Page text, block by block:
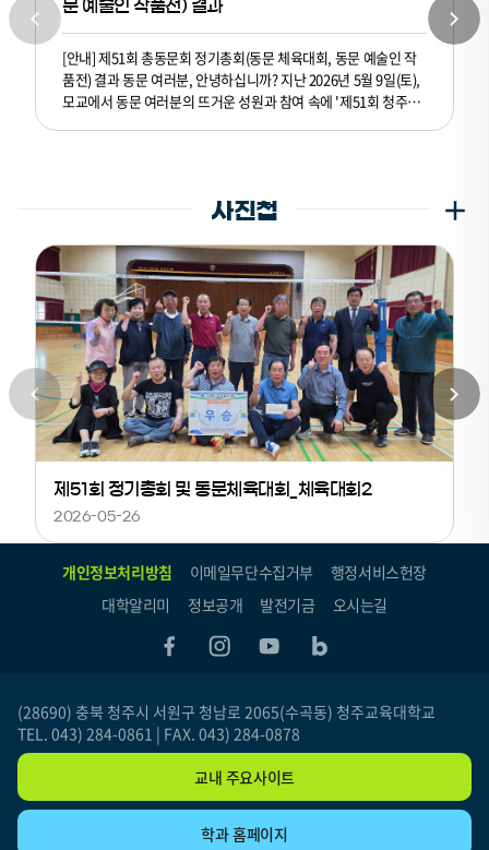
문 예술인 작품전) 결과
[안내] 제51회 총동문회 정기총회(동문 체육대회, 동문 예술인 작
품전) 결과 동문 여러분, 안녕하십니까? 지난 2026년 5월 9일(토),
모교에서 동문 여러분의 뜨거운 성원과 참여 속에 '제51회 청주교
당동문회) / 3위(제천동문회) / 최우수선수(오창국) 여자부: 우승
(청원동문회) / 준우승(충주동문회) / 3위(대전동문회) / 최우수선
수(박미란) - 기별 배구 경기 A조(~22회): 우승(14회) / 준우승(9회)
B조(24회~): 우승(42회) / 준우승(27회) 이와 더불어 정기총회, 대
학 발전기금 기탁식 및 동문 예술인 작품전 전시 등 다채로운 행사
가 함께 진행되었습니다. 자세한 행사 결과 및 특별회비/찬조금 기
탁 현황 등은 청주교육대학교총동문회 band를 확인해 주시기 바
랍니다.다시 한번 참여해 주신 동문 여러분께 감사드리며, 앞으로
도 총동문회 활동에 많은 관심과 성원을 부탁드립니다. 감사합니
다.청주교육대학교 총동문회 드림 밴드 링크
사진첩
제51회 정기총회 및 동문체육대회_체육대회2
2026-05-26
개인정보처리방침 이메일무단수집거부
행정서비스헌장
대학알리미
정보공개 발전기금 오시는길
(28690) 충북 청주시 서원구 청남로 2065(수곡동) 청주교육대학교
TEL. 043) 284-0861 | FAX. 043) 284-0878
교내 주요사이트
학과 홈페이지